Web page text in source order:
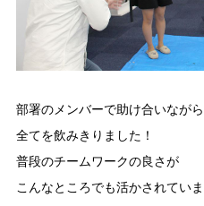
部署のメンバーで助け合いなが
全てを飲みきりました！
普段のチームワークの良さが
こんなところでも活かされていま